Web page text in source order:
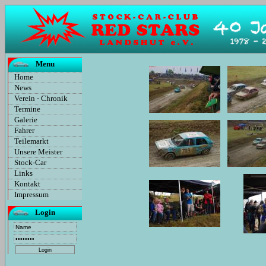
Menu
Home
News
Verein - Chronik
Termine
Galerie
Fahrer
Teilemarkt
Unsere Meister
Stock-Car
Links
Kontakt
Impressum
Login